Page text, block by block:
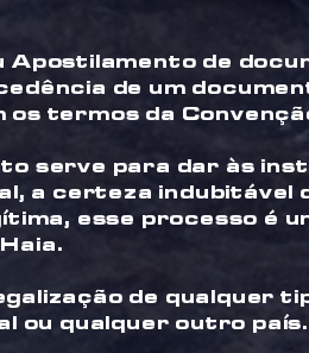
Apostilamento de
de um
os termos da
serve para dar às
a certeza indubitável
esse processo é
de qualquer
ou qualquer outro país.